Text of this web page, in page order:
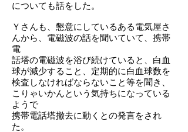
についても話をした。
Ｙさんも、懇意にしているある電気屋さ
んから、電磁波の話を聞いていて、携帯
電
話塔の電磁波を浴び続けていると、白血
球が減少すること、定期的に白血球数を
検査しなければならないこと等を聞き、
こりゃいかんという気持ちになっている
ようで
携帯電話塔撤去に動くとの発言をされ
た。